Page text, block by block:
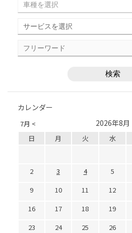
カレンダー
7月 < 2026年8月
日 月 火 水
2
3 4 5
9
10 11 12
16
17 18 19
23
24 25 26